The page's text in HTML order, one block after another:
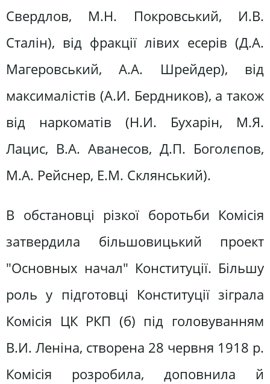
Свердлов, М.Н. Покровський, И.В.
Сталін), від фракції лівих есерів (Д.А.
Магеровський, А.А. Шрейдер), від
максималістів (А.И. Бердников), а також
від наркоматів (Н.И. Бухарін, М.Я.
Лацис, В.А. Аванесов, Д.П. Боголєпов,
М.А. Рейснер, Е.М. Склянський).
В обстановці різкої боротьби Комісія
затвердила більшовицький проект
"Основных начал" Конституції. Більшу
роль у підготовці Конституції зіграла
Комісія ЦК РКП (б) під головуванням
В.И. Леніна, створена 28 червня 1918 р.
Комісія розробила, доповнила й